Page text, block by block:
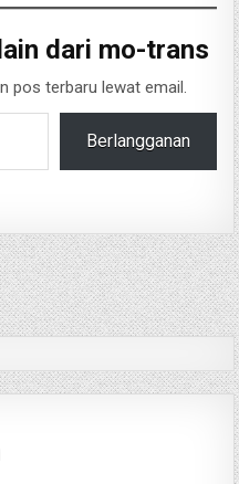
dari mo-trans
pos terbaru lewat email.
Berlangganan